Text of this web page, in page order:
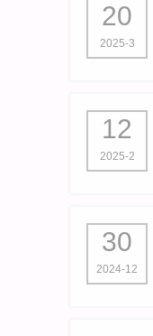
20
2025-3
12
2025-2
30
2024-12